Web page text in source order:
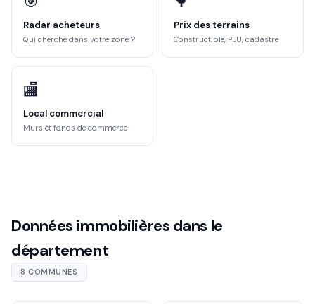
Radar acheteurs
Qui cherche dans votre zone ?
Prix des terrains
Constructible, PLU, cadastre
🏬
Local commercial
Murs et fonds de commerce
Données immobilières dans le
département
8 COMMUNES